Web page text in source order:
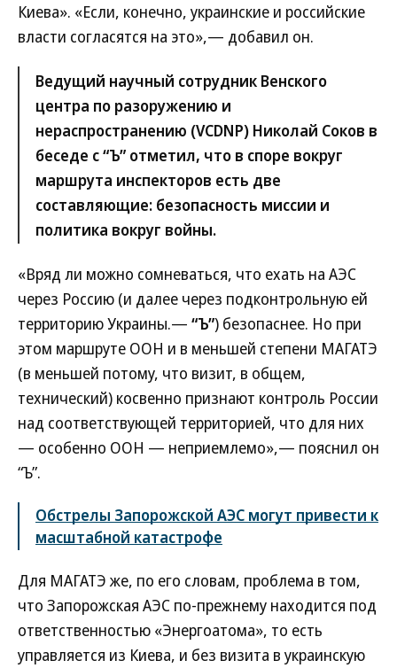
Киева». «Если, конечно, украинские и российские
власти согласятся на это»,— добавил он.
Ведущий научный сотрудник Венского
центра по разоружению и
нераспространению (VCDNP) Николай Соков в
беседе с “Ъ” отметил, что в споре вокруг
маршрута инспекторов есть две
составляющие: безопасность миссии и
политика вокруг войны.
«Вряд ли можно сомневаться, что ехать на АЭС
через Россию (и далее через подконтрольную ей
территорию Украины.— “Ъ”) безопаснее. Но при
этом маршруте ООН и в меньшей степени МАГАТЭ
(в меньшей потому, что визит, в общем,
технический) косвенно признают контроль России
над соответствующей территорией, что для них
— особенно ООН — неприемлемо»,— пояснил он
“Ъ”.
Обстрелы Запорожской АЭС могут привести к
масштабной катастрофе
Для МАГАТЭ же, по его словам, проблема в том,
что Запорожская АЭС по-прежнему находится под
ответственностью «Энергоатома», то есть
управляется из Киева, и без визита в украинскую